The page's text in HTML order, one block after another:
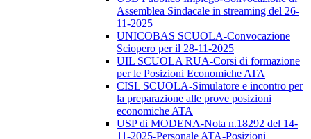
Assemblea Sindacale in streaming del 26-
11-2025
UNICOBAS SCUOLA-Convocazione
Sciopero per il 28-11-2025
UIL SCUOLA RUA-Corsi di formazione
per le Posizioni Economiche ATA
CISL SCUOLA-Simulatore e incontro per
la preparazione alle prove posizioni
economiche ATA
USP di MODENA-Nota n.18292 del 14-
11-2025-Personale ATA-Posizioni